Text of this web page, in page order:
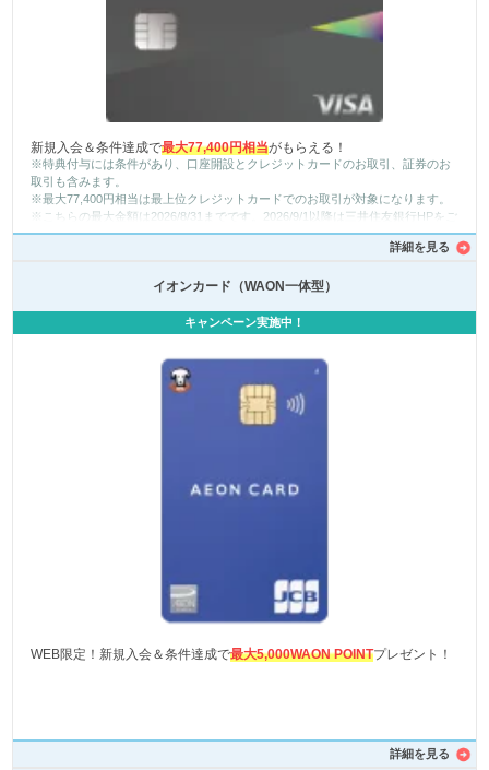
新規入会＆条件達成で最大77,400円相当がもらえる！
※特典付与には条件があり、口座開設とクレジットカードのお取引、証券のお
取引も含みます。
※最大77,400円相当は最上位クレジットカードでのお取引が対象になります。
※こちらの最大金額は2026/8/31までです。2026/9/1以降は三井住友銀行HPをご
確認ください。
詳細を見る
イオンカード（WAON一体型）
WEB限定！新規入会＆条件達成で最大5,000WAON POINTプレゼント！
キャンペーン実施中！
詳細を見る